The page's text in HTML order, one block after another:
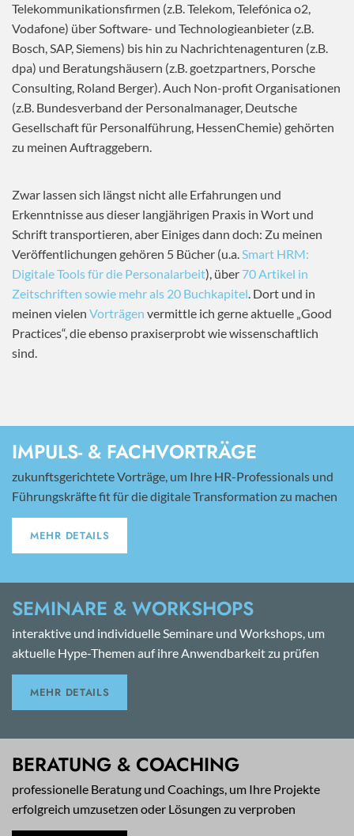
Telekommunikationsfirmen (z.B. Telekom, Telefónica o2,
Vodafone) über Software- und Technologieanbieter (z.B.
Bosch, SAP, Siemens) bis hin zu Nachrichtenagenturen (z.B.
dpa) und Beratungshäusern (z.B. goetzpartners, Porsche
Consulting, Roland Berger). Auch Non-profit Organisationen
(z.B. Bundesverband der Personalmanager, Deutsche
Gesellschaft für Personalführung, HessenChemie) gehörten
zu meinen Auftraggebern.
Zwar lassen sich längst nicht alle Erfahrungen und
Erkenntnisse aus dieser langjährigen Praxis in Wort und
Schrift transportieren, aber Einiges dann doch: Zu meinen
Veröffentlichungen gehören 5 Bücher (u.a.Smart HRM:
Digitale Tools für die Personalarbeit), über 70 Artikel in
Zeitschriften sowie mehr als 20 Buchkapitel. Dort und in
meinen vielen Vorträgen vermittle ich gerne aktuelle „Good
Practices“, die ebenso praxiserprobt wie wissenschaftlich
sind.
IMPULS- & FACHVORTRÄGE
zukunftsgerichtete Vorträge, um Ihre HR-Professionals und
Führungskräfte fit für die digitale Transformation zu machen
MEHR DETAILS
SEMINARE & WORKSHOPS
interaktive und individuelle Seminare und Workshops, um
aktuelle Hype-Themen auf ihre Anwendbarkeit zu prüfen
MEHR DETAILS
BERATUNG & COACHING
professionelle Beratung und Coachings, um Ihre Projekte
erfolgreich umzusetzen oder Lösungen zu verproben